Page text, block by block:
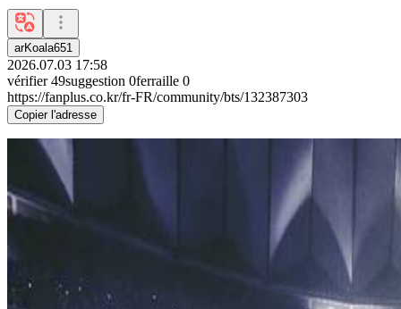
arKoala651
2026.07.03 17:58
vérifier 49suggestion 0ferraille 0
https://fanplus.co.kr/fr-FR/community/bts/132387303
Copier l'adresse